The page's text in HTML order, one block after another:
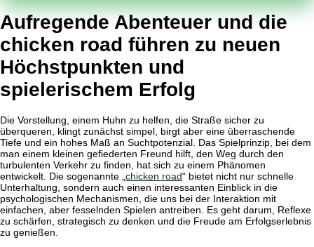
Aufregende Abenteuer und die
chicken road führen zu neuen
Höchstpunkten und
spielerischem Erfolg
Die Vorstellung, einem Huhn zu helfen, die Straße sicher zu
überqueren, klingt zunächst simpel, birgt aber eine überraschende
Tiefe und ein hohes Maß an Suchtpotenzial. Das Spielprinzip, bei dem
man einem kleinen gefiederten Freund hilft, den Weg durch den
turbulenten Verkehr zu finden, hat sich zu einem Phänomen
entwickelt. Die sogenannte „ chicken road“ bietet nicht nur schnelle
Unterhaltung, sondern auch einen interessanten Einblick in die
psychologischen Mechanismen, die uns bei der Interaktion mit
einfachen, aber fesselnden Spielen antreiben. Es geht darum, Reflexe
zu schärfen, strategisch zu denken und die Freude am Erfolgserlebnis
zu genießen.